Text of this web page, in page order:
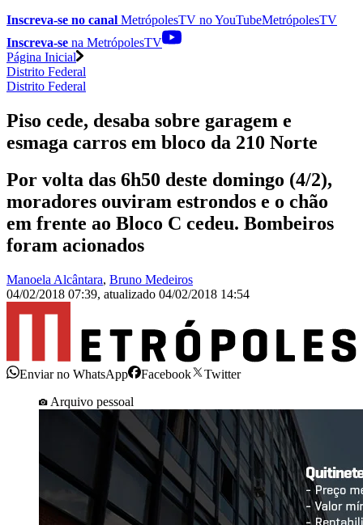
Inscreva-se no canal MetrópolesTV noYouTubeMetrópolesTV
Inscreva-se na MetrópolesTV
Página Inicial
Distrito Federal
Distrito Federal
Piso cede, desaba sobre garagem e
esmaga carros em bloco da 210 Norte
Por volta das 6h50 deste domingo (4/2),
moradores ouviram estrondos e o chão
em frente ao Bloco C cedeu. Bombeiros
foram acionados
Manoela Alcântara, Bruno Medeiros
04/02/2018 07:39, atualizado 04/02/2018 14:54
Enviar no WhatsApp Facebook
Twitter
Arquivo pessoal